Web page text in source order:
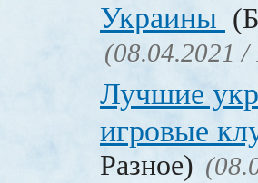
Украины
(08.04.2021 /
Лучшие
игровые
Разное)